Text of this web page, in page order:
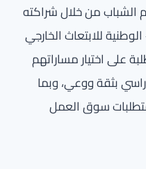
الشباب من خلال شراكته
للابتعاث الخارجي
على اختيار مساراتهم
بثقة ووعي، وبما
سوق العمل